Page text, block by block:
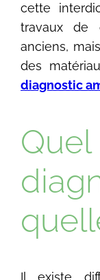
cette
travaux de
anciens,
des
diagnostic
Il existe